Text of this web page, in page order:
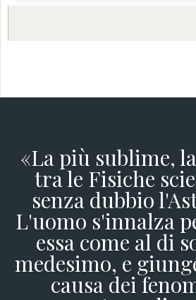
«La più sublime,
tra le Fisiche
senza dubbio
L'uomo s'innalza
essa come al di
medesimo, e
causa dei